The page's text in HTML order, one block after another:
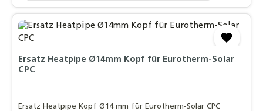
Ersatz Heatpipe Ø14mm Kopf für Eurotherm-Solar
CPC
Ersatz Heatpipe Kopf Ø14 mm für Eurotherm-Solar CPC